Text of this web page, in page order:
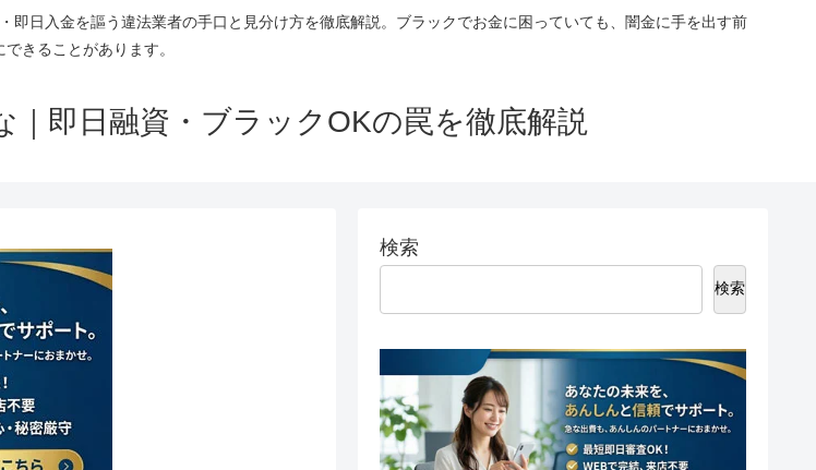
日入金を謳う違法業者の手口と見分け方を徹底解説。ブラックでお金に困っていても、闇金に手を出す前
できることがあります。
即日融資・ブラックOKの罠を徹底解説
検索
検索